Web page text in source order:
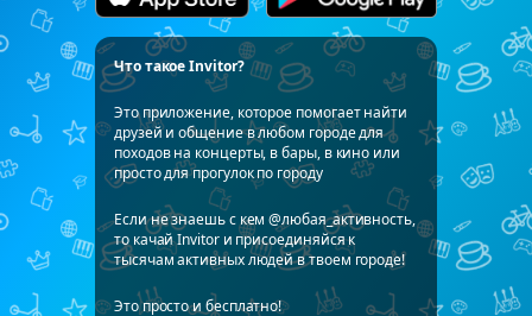
Что такое Invitor?
Это приложение, которое помогает найти
друзей и общение в любом городе для
походов на концерты, в бары, в кино или
просто для прогулок по городу
Если не знаешь с кем @любая_активность,
то качай Invitor и присоединяйся к
тысячам активных людей в твоем городе!
Это просто и бесплатно!